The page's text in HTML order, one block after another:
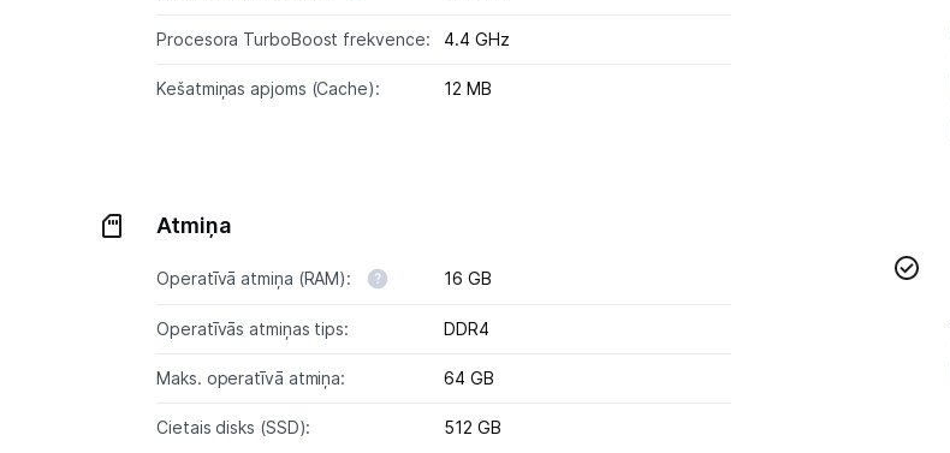
Procesora TurboBoost frekvence: 4.4 GHz
Kešatmiņas apjoms (Cache): 12 MB
Atmiņa
Operatīvā atmiņa (RAM): 16 GB
Operatīvās atmiņas tips: DDR4
Maks. operatīvā atmiņa: 64 GB
Cietais disks (SSD): 512 GB